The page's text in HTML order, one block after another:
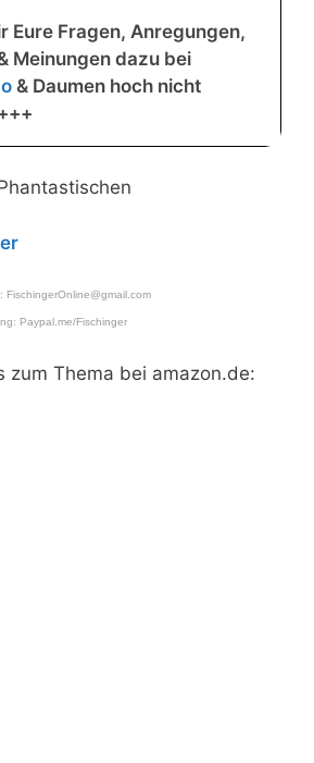
Eure Fragen, Anregungen,
Meinungen dazu bei
& Daumen hoch nicht
FischingerOnline@gmail.com
Paypal.me/Fischinger
zum Thema bei amazon.de: